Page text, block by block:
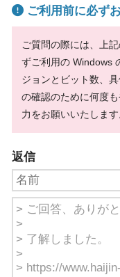
ご利用前に必ず
ご質問の際には、上
ずご利用の Windows
ジョンとビット数、
の確認のために何度
力をお願いいたします
返信